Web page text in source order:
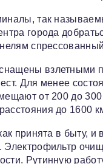
так
города
взлетными
Для менее
от 200 до
до
принята в быту,
Электрофильтр
Рутинную